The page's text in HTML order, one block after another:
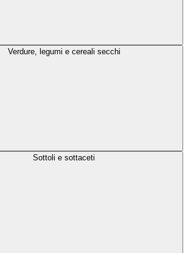
Verdure, legumi e cereali secchi
Sottoli e sottaceti